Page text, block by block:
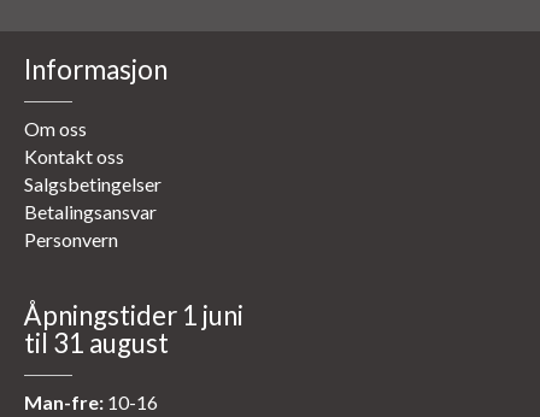
Informasjon
Om oss
Kontakt oss
Salgsbetingelser
Betalingsansvar
Personvern
Åpningstider 1 juni
til 31 august
Man-fre: 10-16